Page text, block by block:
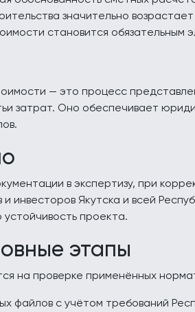
значительно
становится обязательным
— это процесс
затрат. Оно обеспечивает
в экспертизу, при
инвесторов Якутска и всей
проекта.
этапы
на проверке применённых
файлов с учётом требований